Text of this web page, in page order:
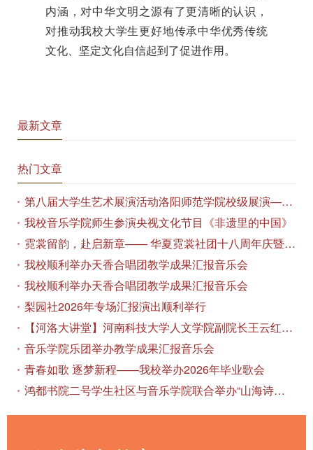
内涵，对中华文明之源有了更清晰的认识，
对推动我校大学生更好地传承中华优秀传统
文化、坚定文化自信起到了促进作用。
最新文章
热门文章
第八届大学生艺术展演活动洛阳师范学院校级展演——艺术作品专场展览在美术与艺术学院顺利开展
我校音乐学院师生参演央视文化节目《非遗里的中国》
霓裳留韵，赴启新章—— 华夏霓裳社团十八周年庆暨毕业季特别演出圆满落幕
我校顺利举办天香合唱团教学成果汇报音乐会
我校顺利举办天香合唱团教学成果汇报音乐会
梨园社2026年专场汇报演出顺利举行
【河洛大讲堂】河南科技大学人文学院副院长王云红教授应邀作专题讲座
音乐学院乐团举办教学成果汇报音乐会
青春如歌 逐梦新程——我校举办2026年毕业歌会
鸿都书院二号学生社区与音乐学院联合举办“山海诗恋”合唱思政汇报音乐会